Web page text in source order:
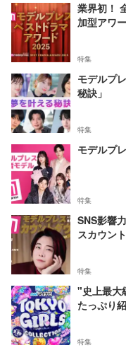
業界初！
加型アワ
特集
モデルプ
秘訣」
特集
モデルプ
特集
SNS影響
スカウン
特集
"史上最大
たっぷり
特集